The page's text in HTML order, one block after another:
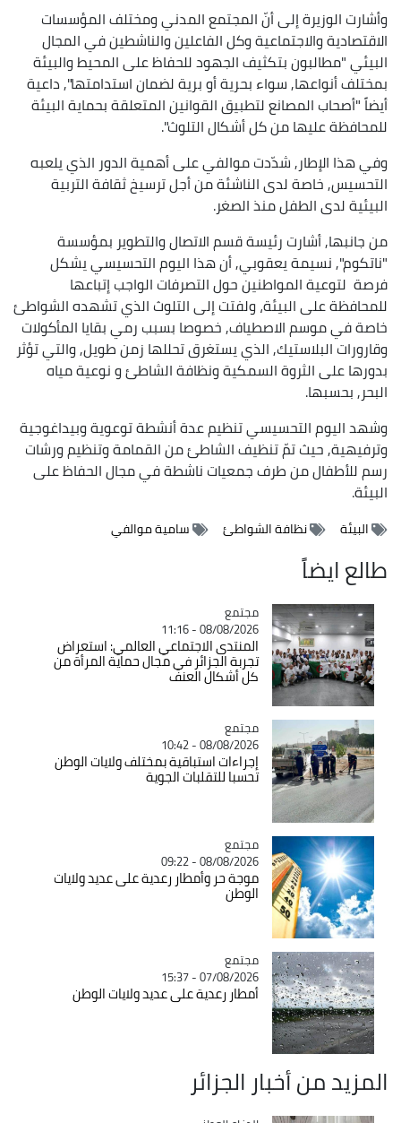
وأشارت الوزيرة إلى أنّ المجتمع المدني ومختلف المؤسسات
الاقتصادية والاجتماعية وكل الفاعلين والناشطين في المجال
البيئي "مطالبون بتكثيف الجهود للحفاظ على المحيط والبيئة
بمختلف أنواعها, سواء بحرية أو برية لضمان استدامتها", داعية
أيضاً "أصحاب المصانع لتطبيق القوانين المتعلقة بحماية البيئة
للمحافظة عليها من كل أشكال التلوث".
وفي هذا الإطار, شدّدت موالفي على أهمية الدور الذي يلعبه
التحسيس, خاصة لدى الناشئة من أجل ترسيخ ثقافة التربية
البيئية لدى الطفل منذ الصغر.
من جانبها, أشارت رئيسة قسم الاتصال والتطوير بمؤسسة
"ناتكوم", نسيمة يعقوبي, أن هذا اليوم التحسيسي يشكل
فرصة لتوعية المواطنين حول التصرفات الواجب إتباعها
للمحافظة على البيئة، ولفتت إلى التلوث الذي تشهده الشواطئ
خاصة في موسم الاصطياف, خصوصا بسبب رمي بقايا المأكولات
وقارورات البلاستيك, الذي يستغرق تحللها زمن طويل, والتي تؤثر
بدورها على الثروة السمكية ونظافة الشاطئ و نوعية مياه
البحر, بحسبها.
وشهد اليوم التحسيسي تنظيم عدة أنشطة توعوية وبيداغوجية
وترفيهية, حيث تمّ تنظيف الشاطئ من القمامة وتنظيم ورشات
رسم للأطفال من طرف جمعيات ناشطة في مجال الحفاظ على
البيئة.
البيئة نظافة الشواطئ سامية موالفي
طالع ايضاً
Catégorie
مجتمع
08/08/2026 - 11:16
المنتدى الاجتماعي العالمي: استعراض
تجربة الجزائر في مجال حماية المرأة من
كل أشكال العنف
Catégorie
مجتمع
08/08/2026 - 10:42
إجراءات استباقية بمختلف ولايات الوطن
تحسبا للتقلبات الجوية
Catégorie
مجتمع
08/08/2026 - 09:22
موجة حر وأمطار رعدية على عديد ولايات
الوطن
Catégorie
مجتمع
07/08/2026 - 15:37
أمطار رعدية على عديد ولايات الوطن
المزيد من أخبار الجزائر